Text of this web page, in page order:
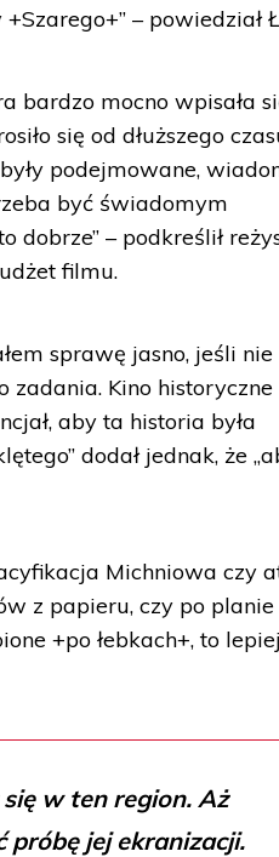
– powiedział
bardzo mocno wpisała
się od dłuższego
podejmowane,
być świadomym
dobrze” – podkreślił
filmu.
sprawę jasno, jeśli nie
zadania. Kino historyczne
aby ta historia była
dodał jednak, że
Michniowa czy
z papieru, czy po planie
+po łebkach+, to
w ten region. Aż
próbę jej ekranizacji.